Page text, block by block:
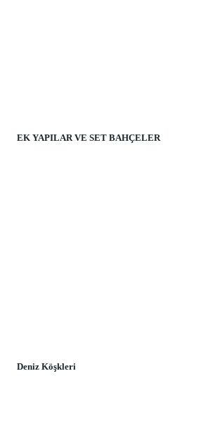
EK YAPILAR VE SET BAHÇELER
Deniz Köşkleri